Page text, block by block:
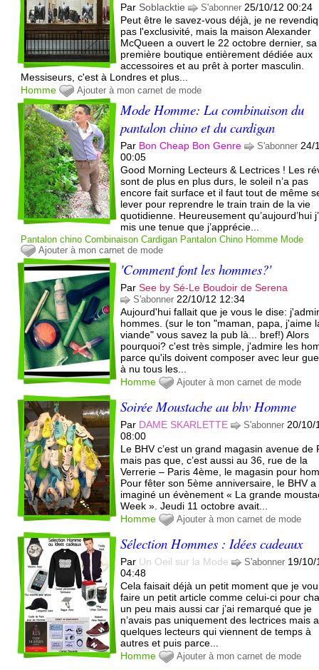
Par Soblacktie S'abonner 25/10/12 00:24
Peut être le savez-vous déjà, je ne
pas l'exclusivité, mais la maison Alexander
McQueen a ouvert le 22 octobre dernier, sa
première boutique entièrement dédiée aux
accessoires et au prêt à porter masculin.
Messiseurs, c'est à Londres et plus...
Homme
Ajouter à mon carnet de mode
Mode Homme: La combinaison du
pantalon chino et du cardigan
Par Bon Cheap Bon Genre S'abonner 24/
00:05
Good Morning Lecteurs & Lectrices ! Les
sont de plus en plus durs, le soleil n’a pas
encore fait surface et il faut tout de même
lever pour reprendre le train train de la vie
quotidienne. Heureusement qu’aujourd’hui
mis une tenue que j’apprécie...
Pantalon chino Combinaison Cardigan Pantalon Chino Homme Mode
Ajouter à mon carnet de mode
'Comment font les hommes?'
ParSee by Sé-Le Boudoir de Serena
S'abonner 22/10/12 12:34
Aujourd'hui fallait que je vous le dise:
hommes. (sur le ton "maman, papa, j'aime
viande" vous savez la pub là... bref!) Alors
pourquoi? c'est très simple, j'admire les
parce qu'ils doivent composer avec leur
à nu tous les...
Homme
Ajouter à mon carnet de mode
Soirée Moustache au bhv Homme
Par DAME SKARLETTE S'abonner 20/10/
08:00
Le BHV c’est un grand magasin avenue de
mais pas que, c’est aussi au 36, rue de la
Verrerie – Paris 4ème, le magasin pour
Pour fêter son 5ème anniversaire, le BHV a
imaginé un évènement « La grande
Week ». Jeudi 11 octobre avait...
Homme
Ajouter à mon carnet de mode
Sélection Hommes : Idées cadeaux
Par Un Oeil sur la Mode S'abonner 19/10/
04:48
Cela faisait déjà un petit moment que je
faire un petit article comme celui-ci pour
un peu mais aussi car j’ai remarqué que je
n’avais pas uniquement des lectrices mais
quelques lecteurs qui viennent de temps à
autres et puis parce...
Homme
Ajouter à mon carnet de mode